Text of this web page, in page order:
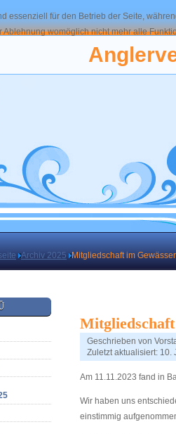
Archiv 2025 Mitgliedschaft im
Geschrieben von
Zuletzt aktualisiert: 10.
Am 11.11.2023 fand in
Wir haben uns
einstimmig
essenziell für den Betrieb der Seite,
womöglich nicht mehr alle